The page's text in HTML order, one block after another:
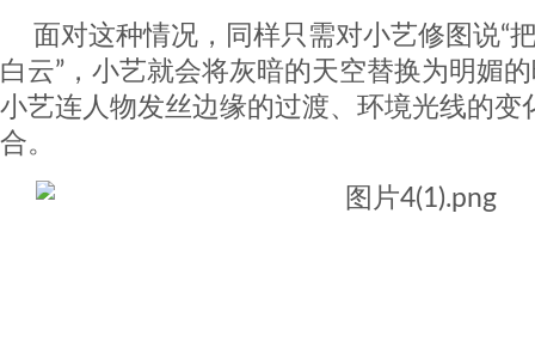
面对这种情况，同样只需对小艺修图说“
白云”，小艺就会将灰暗的天空替换为明媚
小艺连人物发丝边缘的过渡、环境光线的变
合。